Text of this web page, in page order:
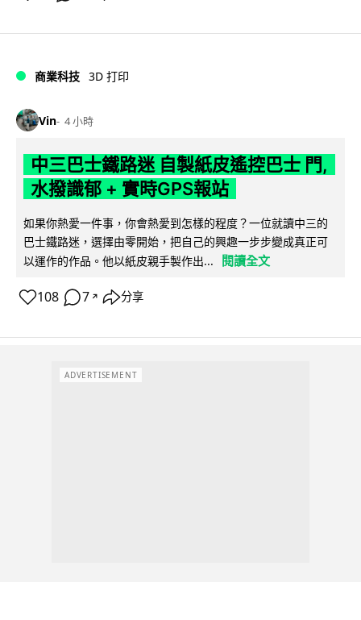
商業科技 3D 打印
Vin 4 小時
中三巴士鐵路迷 自製紙皮遙控巴士 門,
水撥識郁 + 實時GPS報站
如果你熱愛一件事，你會熱愛到怎樣的程度？一位就讀中三的
巴士鐵路迷，選擇由零開始，把自己的興趣一步步變成真正可
以運作的作品。他以紙皮親手製作出...
閱讀全文
108 7 ↗ 分享
ADVERTISEMENT